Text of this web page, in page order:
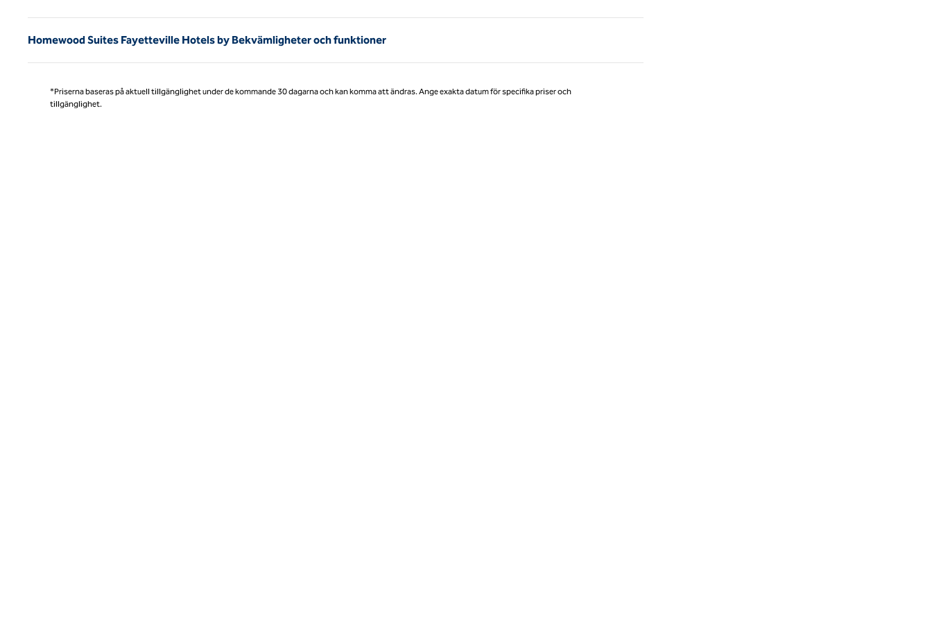
Homewood Suites Fayetteville Hotels by Bekvämligheter och funktioner
*Priserna baseras på aktuell tillgänglighet under de kommande 30 dagarna och kan komma att ändras. Ange exakta datum för specifika priser och
tillgänglighet.